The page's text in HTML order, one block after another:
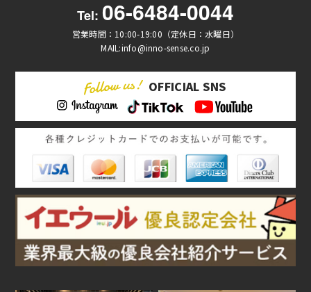
Tel: 06-6484-0044
営業時間：10:00-19:00（定休日：水曜日）
MAIL:info@inno-sense.co.jp
OFFICIAL SNS